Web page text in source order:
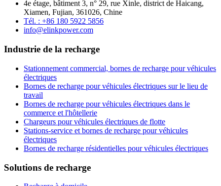
4e étage, bâtiment 3, n° 29, rue Xinle, district de Haicang,
Xiamen, Fujian, 361026, Chine
Tél. : +86 180 5922 5856
info@elinkpower.com
Industrie de la recharge
Stationnement commercial, bornes de recharge pour véhicules
électriques
Bornes de recharge pour véhicules électriques sur le lieu de
travail
Bornes de recharge pour véhicules électriques dans le
commerce et l'hôtellerie
Chargeurs pour véhicules électriques de flotte
Stations-service et bornes de recharge pour véhicules
électriques
Bornes de recharge résidentielles pour véhicules électriques
Solutions de recharge